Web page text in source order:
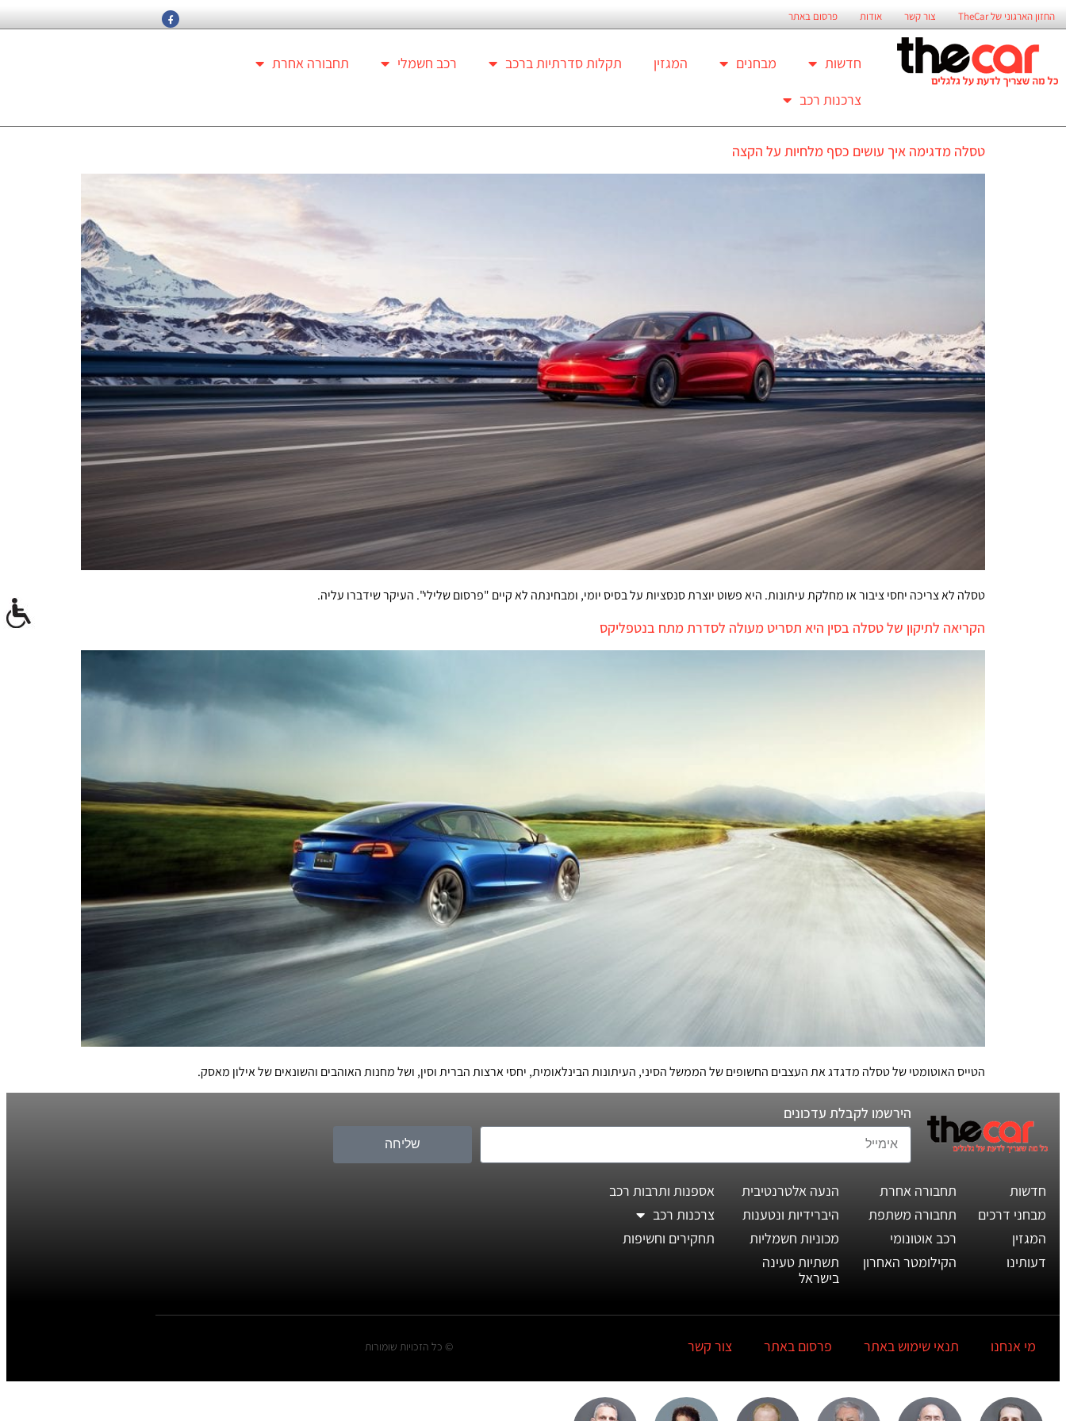
החזון הארגוני של TheCar צור קשר אודות פרסום באתר
חדשות מבחנים המגזין תקלות סדרתיות ברכב רכב חשמלי
תחבורה אחרת
צרכנות רכב
טסלה מדגימה איך עושים כסף מלחיות על הקצה
טסלה לא צריכה יחסי ציבור או מחלקת עיתונות. היא פשוט יוצרת סנסציות על בסיס יומי, ומבחינתה לא קיים "פרסום שלילי". העיקר שידברו עליה.
הקריאה לתיקון של טסלה בסין היא תסריט מעולה לסדרת מתח בנטפליקס
הטייס האוטומטי של טסלה מדגדג את העצבים החשופים של הממשל הסיני, העיתונות הבינלאומית, יחסי ארצות הברית וסין, ושל מחנות האוהבים והשונאים של אילון מאסק.
הירשמו לקבלת עדכונים
שליחה
חדשות
מבחני דרכים
המגזין
דעותינו
תחבורה אחרת
תחבורה משתפת
רכב אוטונומי
הקילומטר האחרון
הנעה אלטרנטיבית
היברידיות ונטענות
מכוניות חשמליות
תשתיות טעינה
בישראל
אספנות ותרבות רכב
צרכנות רכב
תחקירים וחשיפות
מי אנחנו תנאי שימוש באתר פרסום באתר צור קשר © כל הזכויות שומורות